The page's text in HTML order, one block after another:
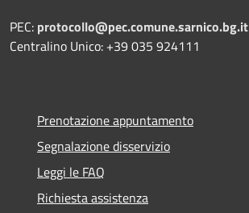
PEC: protocollo@pec.comune.sarnico.bg.it
Centralino Unico: +39 035 924111
Prenotazione appuntamento
Segnalazione disservizio
Leggi le FAQ
Richiesta assistenza